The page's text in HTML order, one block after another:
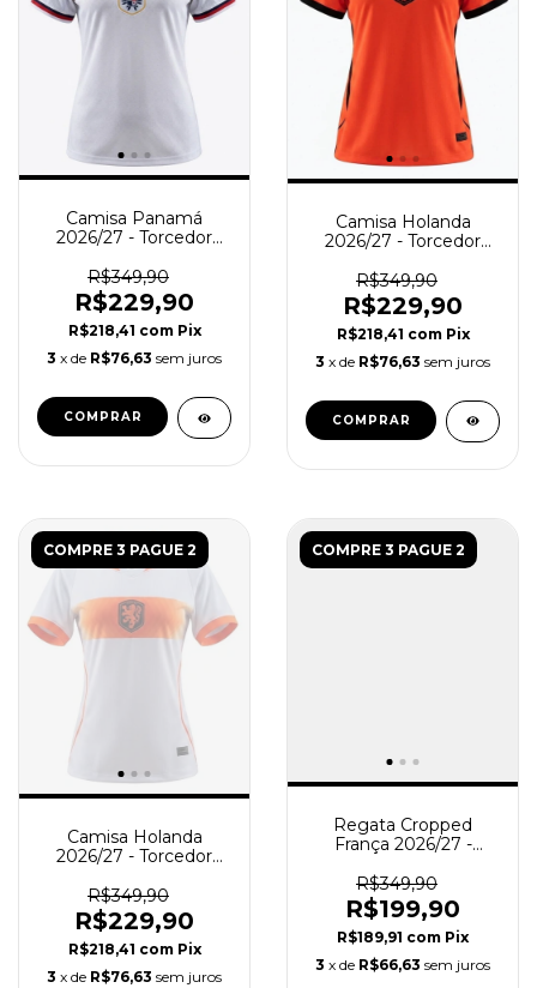
Camisa Panamá
2026/27 - Torcedor
R$349,90
R$229,90
R$218,41 com Pix
3 x de R$76,63 sem juros
COMPRAR
Camisa Holanda
2026/27 - Torcedor
Preta
R$349,90
R$229,90
R$218,41 com Pix
3 x de R$76,63 sem juros
COMPRAR
COMPRE 3 PAGUE 2
Camisa Holanda
2026/27 - Torcedor
Laranja
R$349,90
R$229,90
R$218,41 com Pix
3 x de R$76,63 sem juros
COMPRE 3 PAGUE 2
Regata Cropped
França 2026/27 -
Azul
R$349,90
R$199,90
R$189,91 com Pix
3 x de R$66,63 sem juros